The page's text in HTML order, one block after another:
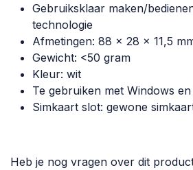
Gebruiksklaar maken/
technologie
Afmetingen: 88 x 28 x 11,5
Gewicht: <50 gram
Kleur: wit
Te gebruiken met Windows
Simkaart slot: gewone
Heb je nog vragen over dit